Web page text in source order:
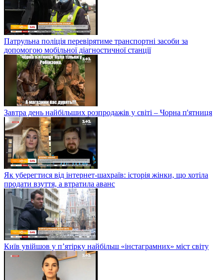
Патрульна поліція перевірятиме транспортні засоби за
допомогою мобільної діагностичної станції
Завтра день найбільших розпродажів у світі – Чорна п'ятниця
Як уберегтися від інтернет-шахраїв: історія жінки, що хотіла
продати взуття, а втратила аванс
Київ увійшов у п’ятірку найбільш «інстаграмних» міст світу